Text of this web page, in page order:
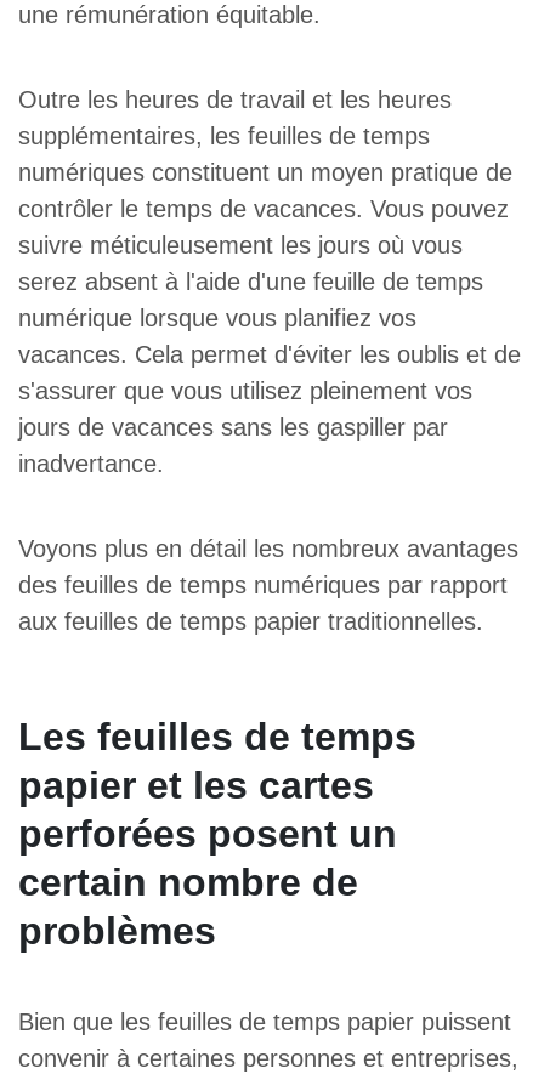
une rémunération équitable.
Outre les heures de travail et les heures
supplémentaires, les feuilles de temps
numériques constituent un moyen pratique de
contrôler le temps de vacances. Vous pouvez
suivre méticuleusement les jours où vous
serez absent à l'aide d'une feuille de temps
numérique lorsque vous planifiez vos
vacances. Cela permet d'éviter les oublis et de
s'assurer que vous utilisez pleinement vos
jours de vacances sans les gaspiller par
inadvertance.
Voyons plus en détail les nombreux avantages
des feuilles de temps numériques par rapport
aux feuilles de temps papier traditionnelles.
Les feuilles de temps
papier et les cartes
perforées posent un
certain nombre de
problèmes
Bien que les feuilles de temps papier puissent
convenir à certaines personnes et entreprises,